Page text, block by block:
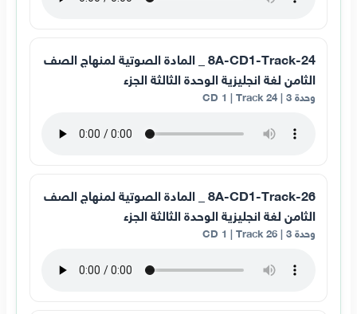
8A-CD1-Track-24 _ المادة الصوتية لمنهاج الصف
الثامن لغة انجليزية الوحدة الثالثة الجزء
وحدة 3 | CD 1 | Track 24
8A-CD1-Track-26 _ المادة الصوتية لمنهاج الصف
الثامن لغة انجليزية الوحدة الثالثة الجزء
وحدة 3 | CD 1 | Track 26